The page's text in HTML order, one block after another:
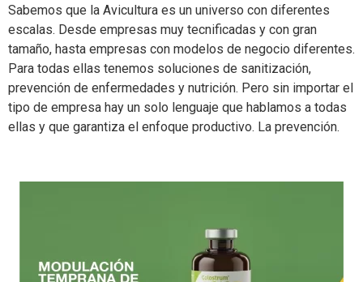
Sabemos que la Avicultura es un universo con diferentes
escalas. Desde empresas muy tecnificadas y con gran
tamaño, hasta empresas con modelos de negocio diferentes.
Para todas ellas tenemos soluciones de sanitización,
prevención de enfermedades y nutrición. Pero sin importar el
tipo de empresa hay un solo lenguaje que hablamos a todas
ellas y que garantiza el enfoque productivo. La prevención.